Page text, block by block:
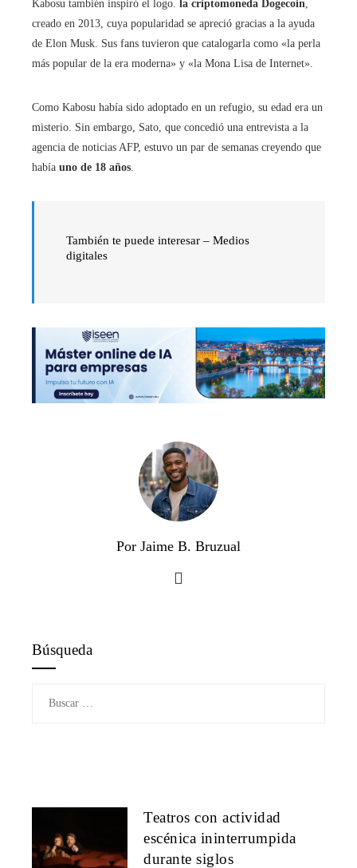
Kabosu también inspiró el logo. la criptomoneda Dogecoin,
creado en 2013, cuya popularidad se apreció gracias a la ayuda
de Elon Musk. Sus fans tuvieron que catalogarla como «la perla
más popular de la era moderna» y «la Mona Lisa de Internet».
Como Kabosu había sido adoptado en un refugio, su edad era un
misterio. Sin embargo, Sato, que concedió una entrevista a la
agencia de noticias AFP, estuvo un par de semanas creyendo que
había uno de 18 años.
También te puede interesar – Medios
digitales
Por Jaime B. Bruzual
Búsqueda
Teatros con actividad
escénica ininterrumpida
durante siglos